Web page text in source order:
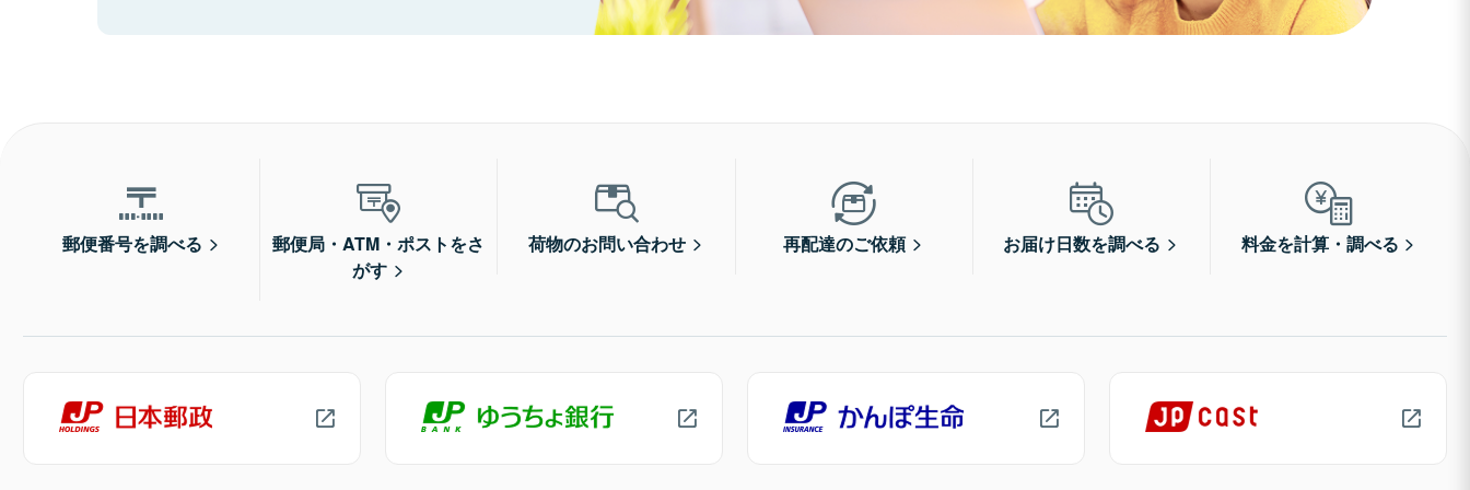
郵便番号を調べる
郵便局・ATM・ポストをさ
がす
荷物のお問い合わせ 再配達のご依頼 お届け日数を調べる 料金を計算・調べる